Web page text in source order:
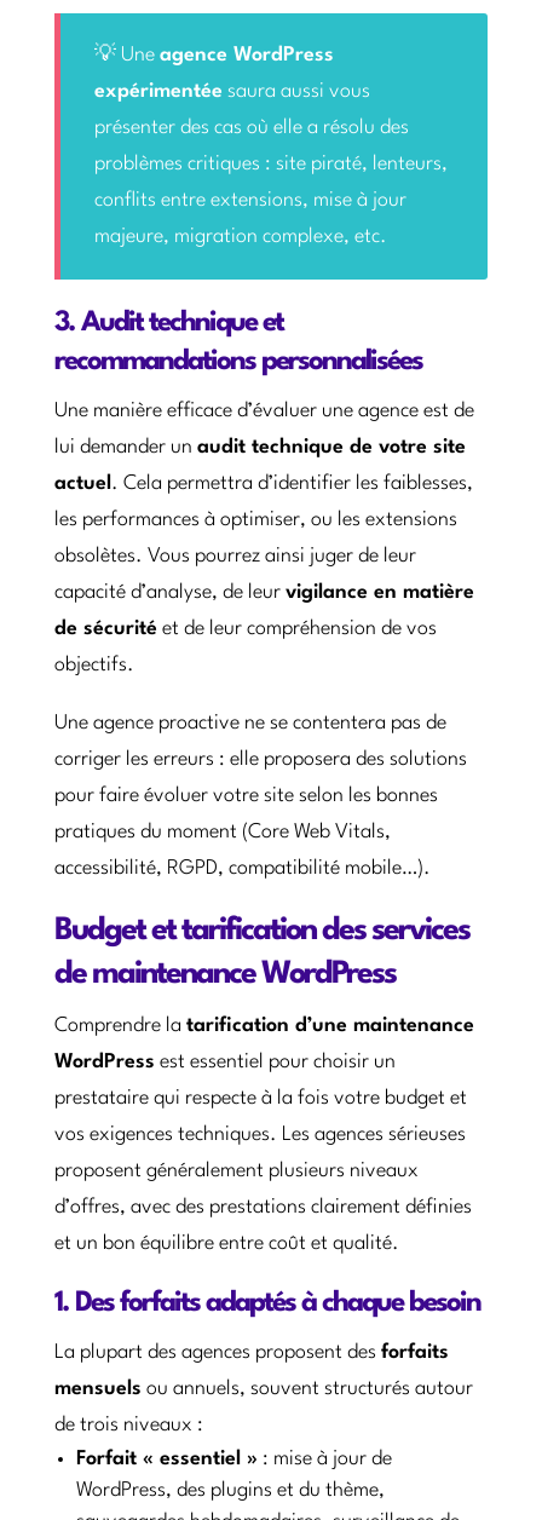
💡 Une agence WordPress
expérimentée saura aussi vous
présenter des cas où elle a résolu des
problèmes critiques : site piraté, lenteurs,
conflits entre extensions, mise à jour
majeure, migration complexe, etc.
3. Audit technique et
recommandations personnalisées
Une manière efficace d’évaluer une agence est de
lui demander un audit technique de votre site
actuel . Cela permettra d’identifier les faiblesses,
les performances à optimiser, ou les extensions
obsolètes. Vous pourrez ainsi juger de leur
capacité d’analyse, de leur vigilance en matière
de sécurité et de leur compréhension de vos
objectifs.
Une agence proactive ne se contentera pas de
corriger les erreurs : elle proposera des solutions
pour faire évoluer votre site selon les bonnes
pratiques du moment (Core Web Vitals,
accessibilité, RGPD, compatibilité mobile…).
Budget et tarification des services
de maintenance WordPress
Comprendre la tarification d’une maintenance
WordPress est essentiel pour choisir un
prestataire qui respecte à la fois votre budget et
vos exigences techniques. Les agences sérieuses
proposent généralement plusieurs niveaux
d’offres, avec des prestations clairement définies
et un bon équilibre entre coût et qualité.
1. Des forfaits adaptés à chaque besoin
La plupart des agences proposent des forfaits
mensuels ou annuels, souvent structurés autour
de trois niveaux :
Forfait « essentiel » : mise à jour de
WordPress, des plugins et du thème,